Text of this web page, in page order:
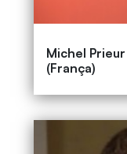
Michel
(França)